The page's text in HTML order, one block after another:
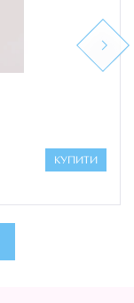
КУПИТИ
Next